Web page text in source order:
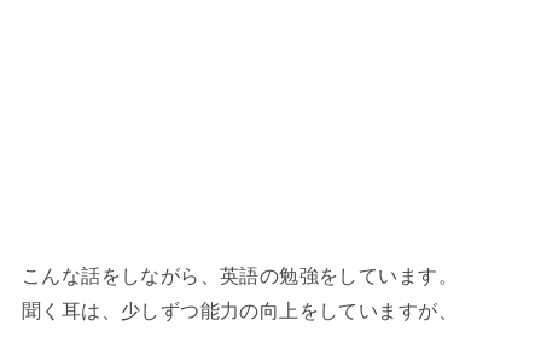
こんな話をしながら、英語の勉強をしています。
聞く耳は、少しずつ能力の向上をしていますが、